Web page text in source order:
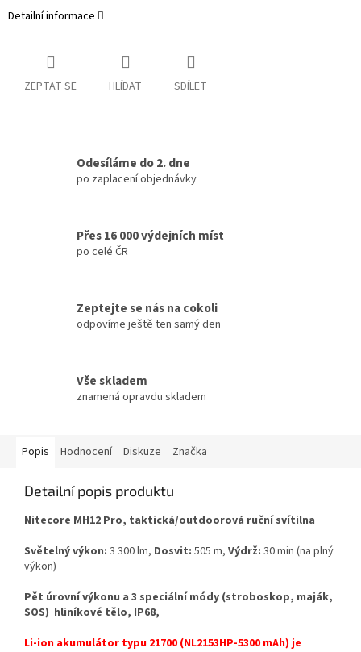
Detailní informace
ZEPTAT SE HLÍDAT SDÍLET
Odesíláme do 2. dne
po zaplacení objednávky
Přes 16 000 výdejních míst
po celé ČR
Zeptejte se nás na cokoli
odpovíme ještě ten samý den
Vše skladem
znamená opravdu skladem
Popis Hodnocení Diskuze Značka
Detailní popis produktu
Nitecore MH12 Pro, taktická/outdoorová ruční svítilna
Světelný výkon: 3 300 lm, Dosvit: 505 m, Výdrž: 30 min (na plný
výkon)
Pět úrovní výkonu a 3 speciální módy (stroboskop, maják,
SOS) hliníkové tělo, IP68,
Li-ion akumulátor typu 21700 (NL2153HP-5300 mAh) je